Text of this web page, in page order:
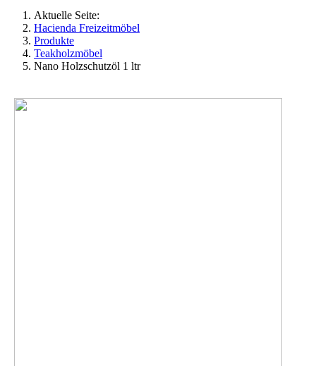
Aktuelle Seite:
Hacienda Freizeitmöbel
Produkte
Teakholzmöbel
Nano Holzschutzöl 1 ltr